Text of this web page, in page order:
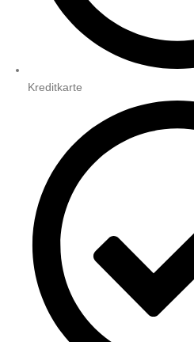
Kreditkarte